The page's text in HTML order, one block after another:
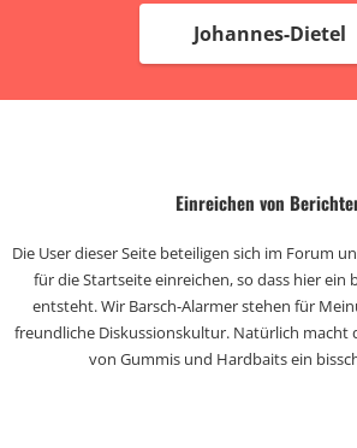
Johannes-Dietel
Einreichen von
Die User dieser Seite beteiligen sich im Forum
für die Startseite einreichen, so dass hier ein
entsteht. Wir Barsch-Alarmer stehen für
freundliche Diskussionskultur. Natürlich macht
von Gummis und Hardbaits ein